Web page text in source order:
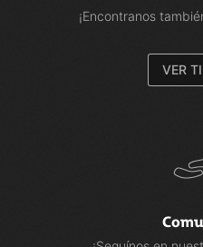
¡Encontranos
VER